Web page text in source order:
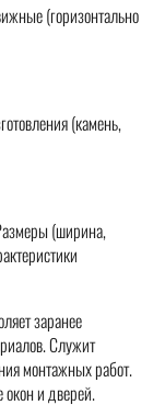
(горизонтально
(камень,
(ширина,
заранее
Служит
монтажных работ.
окон и дверей.